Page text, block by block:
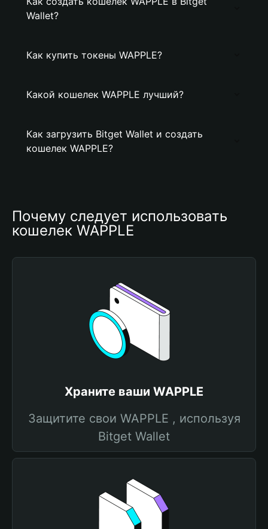
Wallet?
Как купить токены WAPPLE?
Какой кошелек WAPPLE лучший?
Как загрузить Bitget Wallet и создать
кошелек WAPPLE?
Почему следует использовать
кошелек WAPPLE
Храните ваши WAPPLE
Защитите свои WAPPLE , используя
Bitget Wallet